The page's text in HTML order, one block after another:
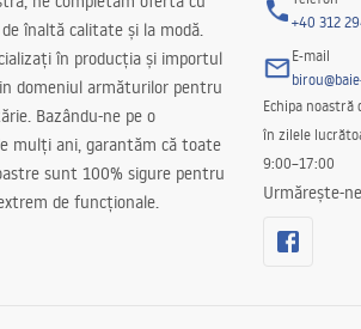
înaltă calitate și la modă.
în producția și importul
domeniul armăturilor pentru
Bazându-ne pe o
mulți ani, garantăm că toate
sunt 100% sigure pentru
de funcționale.
+40 312
E-mail
Echipa noastră
în zilele
9:00–17:00
Urmărește-ne